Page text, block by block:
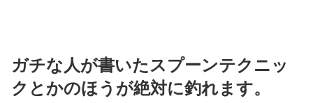
ガチな人が書いたスプーンテクニッ
クとかのほうが絶対に釣れます。